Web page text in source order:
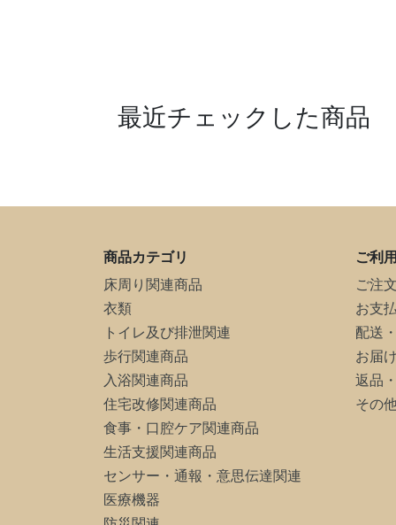
最近チェックした商品
商品カテゴリ
床周り関連商品
衣類
トイレ及び排泄関連
歩行関連商品
入浴関連商品
住宅改修関連商品
食事・口腔ケア関連商品
生活支援関連商品
センサー・通報・意思伝達関連
医療機器
ご利
ご注
お支
配送
お届
返品
その